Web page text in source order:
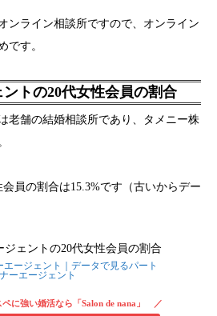
ンライン相談所ですので、オンライン
です。
トの20代女性会員の割合
老舗の結婚相談所であり、タメニー株
会員の割合は15.3%です（古いからデー
エージェント｜データで見るパート
ナーエージェント
に強い婚活なら「Salon de nana」